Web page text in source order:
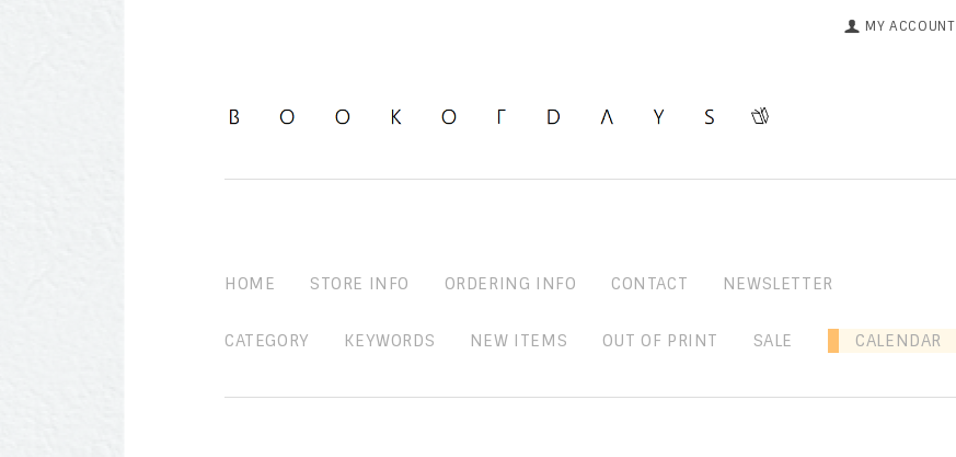
MY ACCOUNT
HOME STORE INFO ORDERING INFO CONTACT NEWSLETTER
CATEGORY KEYWORDS NEW ITEMS OUT OF PRINT SALE CALENDAR